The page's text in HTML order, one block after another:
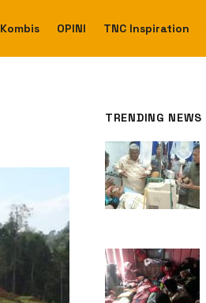
Kombis OPINI TNC Inspiration
TRENDING NEWS